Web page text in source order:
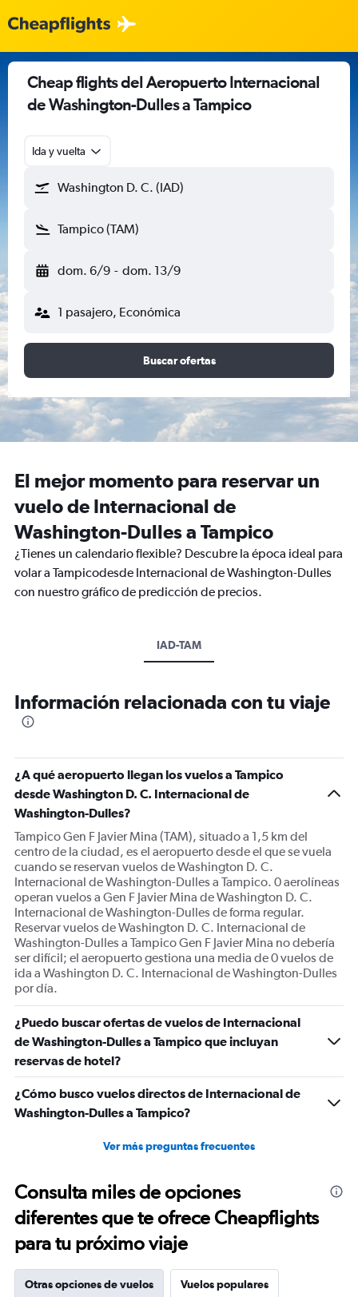
Cheap flights del Aeropuerto Internacional
de Washington-Dulles a Tampico
Ida y vuelta
Washington D. C. (IAD)
Tampico (TAM)
dom. 6/9 - dom. 13/9
1 pasajero, Económica
Buscar ofertas
El mejor momento para reservar un
vuelo de Internacional de
Washington-Dulles a Tampico
¿Tienes un calendario flexible? Descubre la época ideal para
volar a Tampicodesde Internacional de Washington-Dulles
con nuestro gráfico de predicción de precios.
IAD-TAM
Información relacionada con tu viaje
¿A qué aeropuerto llegan los vuelos a Tampico
desde Washington D. C. Internacional de
Washington-Dulles?
Tampico Gen F Javier Mina (TAM), situado a 1,5 km del
centro de la ciudad, es el aeropuerto desde el que se vuela
cuando se reservan vuelos de Washington D. C.
Internacional de Washington-Dulles a Tampico. 0 aerolíneas
operan vuelos a Gen F Javier Mina de Washington D. C.
Internacional de Washington-Dulles de forma regular.
Reservar vuelos de Washington D. C. Internacional de
Washington-Dulles a Tampico Gen F Javier Mina no debería
ser difícil; el aeropuerto gestiona una media de 0 vuelos de
ida a Washington D. C. Internacional de Washington-Dulles
por día.
¿Puedo buscar ofertas de vuelos de Internacional
de Washington-Dulles a Tampico que incluyan
reservas de hotel?
¿Cómo busco vuelos directos de Internacional de
Washington-Dulles a Tampico?
Ver más preguntas frecuentes
Consulta miles de opciones
diferentes que te ofrece Cheapflights
para tu próximo viaje
Otras opciones de vuelos Vuelos populares